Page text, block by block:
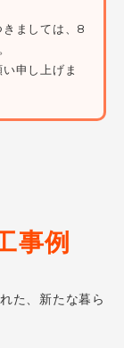
ましては、8
申し上げま
事例
た、新たな暮ら